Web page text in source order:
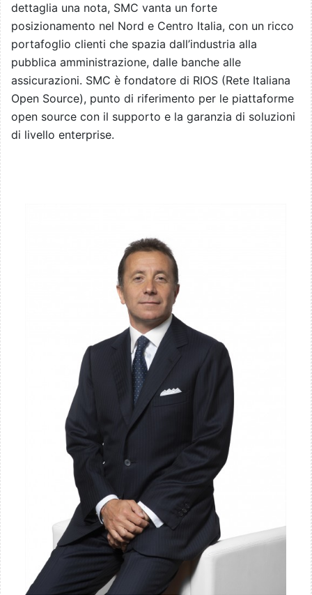
dettaglia una nota, SMC vanta un forte
posizionamento nel Nord e Centro Italia, con un ricco
portafoglio clienti che spazia dall’industria alla
pubblica amministrazione, dalle banche alle
assicurazioni. SMC è fondatore di RIOS (Rete Italiana
Open Source), punto di riferimento per le piattaforme
open source con il supporto e la garanzia di soluzioni
di livello enterprise.